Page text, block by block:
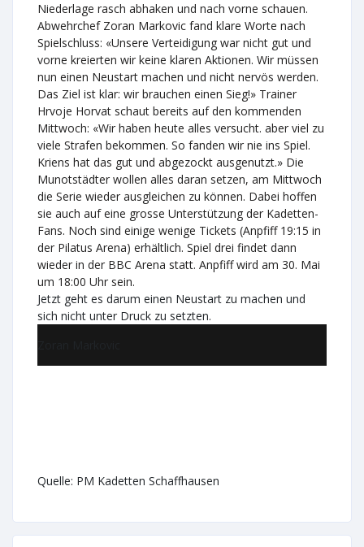
Niederlage rasch abhaken und nach vorne schauen.
Abwehrchef Zoran Markovic fand klare Worte nach
Spielschluss: «Unsere Verteidigung war nicht gut und
vorne kreierten wir keine klaren Aktionen. Wir müssen
nun einen Neustart machen und nicht nervös werden.
Das Ziel ist klar: wir brauchen einen Sieg!» Trainer
Hrvoje Horvat schaut bereits auf den kommenden
Mittwoch: «Wir haben heute alles versucht. aber viel zu
viele Strafen bekommen. So fanden wir nie ins Spiel.
Kriens hat das gut und abgezockt ausgenutzt.» Die
Munotstädter wollen alles daran setzen, am Mittwoch
die Serie wieder ausgleichen zu können. Dabei hoffen
sie auch auf eine grosse Unterstützung der Kadetten-
Fans. Noch sind einige wenige Tickets (Anpfiff 19:15 in
der Pilatus Arena) erhältlich. Spiel drei findet dann
wieder in der BBC Arena statt. Anpfiff wird am 30. Mai
um 18:00 Uhr sein.
Jetzt geht es darum einen Neustart zu machen und
sich nicht unter Druck zu setzten.
Quelle: PM Kadetten Schaffhausen